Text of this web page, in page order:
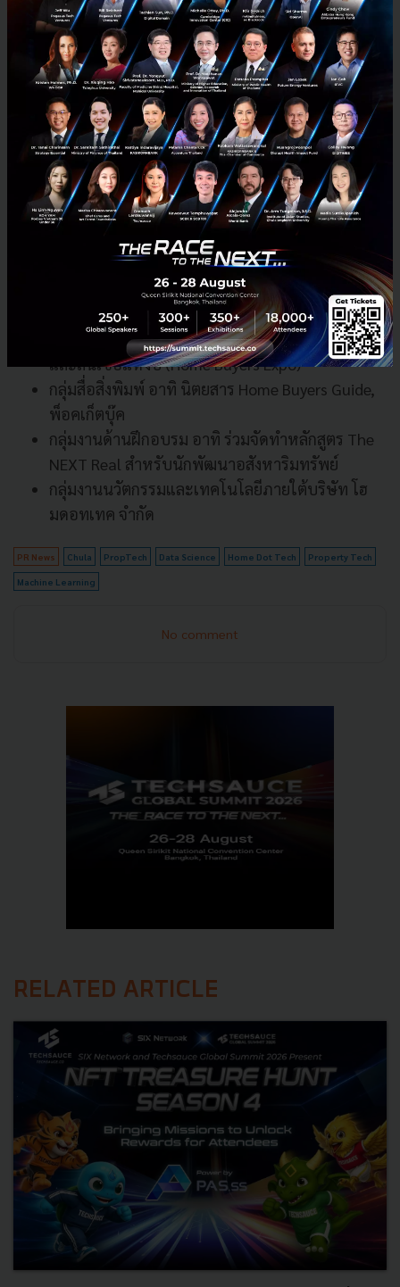
สื่อสารการตลาดของโครงการ ซึ่งได้พัฒนา Version 2 เพื่อ
ใช้งานในปีนี้
สำหรับบริษัท โฮมบายเออร์ไกด์ จำกัด ก่อตั้งขึ้นในปี 2536
ปัจจุบันมีธุรกิจหลักๆ ประกอบด้วย
กลุ่มธุรกิจสื่อดิจิตอล อาทิ เว็บไซต์ www.home.co.th
มีผู้เข้าชม(Unique Session) มากกว่า 1ล้านครั้ง/
เดือน, Facebook Fanpage : home.co.th มีผู้ติดตาม
กว่า 800,000 คน
กลุ่มวิดีโอคอนเทนต์ ได้แก่ Home Buyers Guide TV
สถานีเพื่อคนซื้อบ้านและคอนโดฯ บน YouTube
Channel
กลุ่มงานอีเวนต์ ได้แก่ อภิมหกรรมบ้าน-คอนโดฯ
และสินเชื่อแห่งปี (Home Buyers Expo)
กลุ่มสื่อสิ่งพิมพ์ อาทิ นิตยสาร Home Buyers Guide,
พ็อคเก็ตบุ๊ค
กลุ่มงานด้านฝึกอบรม อาทิ ร่วมจัดทำหลักสูตร The
NEXT Real สำหรับนักพัฒนาอสังหาริมทรัพย์
กลุ่มงานนวัตกรรมและเทคโนโลยีภายใต้บริษัท โฮ
มดอทเทค จำกัด
PR News Chula PropTech Data Science Home Dot Tech Property Tech
Machine Learning
No comment
RELATED ARTICLE